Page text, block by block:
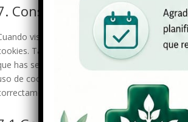
Consentimiento
visites nuestra web por primera vez,
Tan pronto como hagas clic en
has seleccionado en la ventana
de cookies a través de tu navegador, pero,